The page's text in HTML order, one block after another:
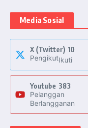
Media Sosial
X (Twitter) 10
PengikutIkuti
Youtube 383
Pelanggan
Berlangganan